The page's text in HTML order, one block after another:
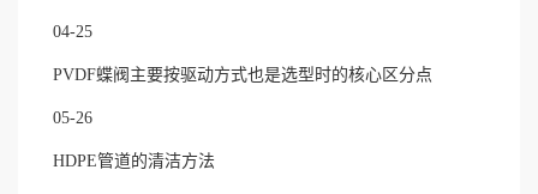
04-25
PVDF蝶阀主要按驱动方式也是选型时的核心区分点
05-26
HDPE管道的清洁方法